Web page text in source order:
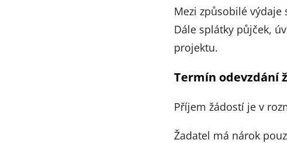
Mezi způsobilé výdaje
Dále splátky půjček,
projektu.
Termín odevzdání
Příjem žádostí je v
Žadatel má nárok